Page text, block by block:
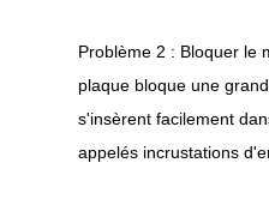
Problème 2 : Bloquer le
plaque bloque une
s'insèrent facilement
appelés incrustations